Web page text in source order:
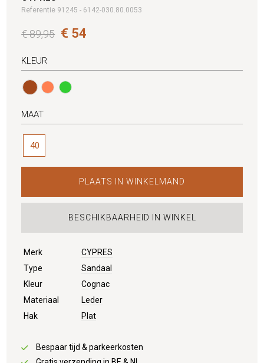
Referentie 91245 - 6142-030.80.0053
€ 89,95 € 54
KLEUR
MAAT
40
PLAATS IN WINKELMAND
BESCHIKBAARHEID IN WINKEL
Merk
CYPRES
Type
Sandaal
Kleur
Cognac
Materiaal
Leder
Hak
Plat
Bespaar tijd & parkeerkosten